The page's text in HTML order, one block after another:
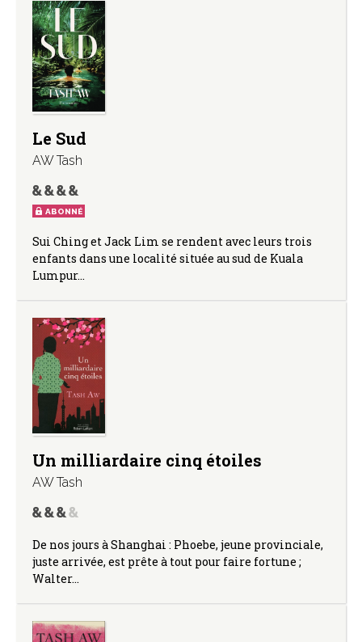
Le Sud
AW Tash
ABONNÉ
Sui Ching et Jack Lim se rendent avec leurs trois
enfants dans une localité située au sud de Kuala
Lumpur…
Un milliardaire cinq étoiles
AW Tash
De nos jours à Shanghai : Phoebe, jeune provinciale,
juste arrivée, est prête à tout pour faire fortune ;
Walter…